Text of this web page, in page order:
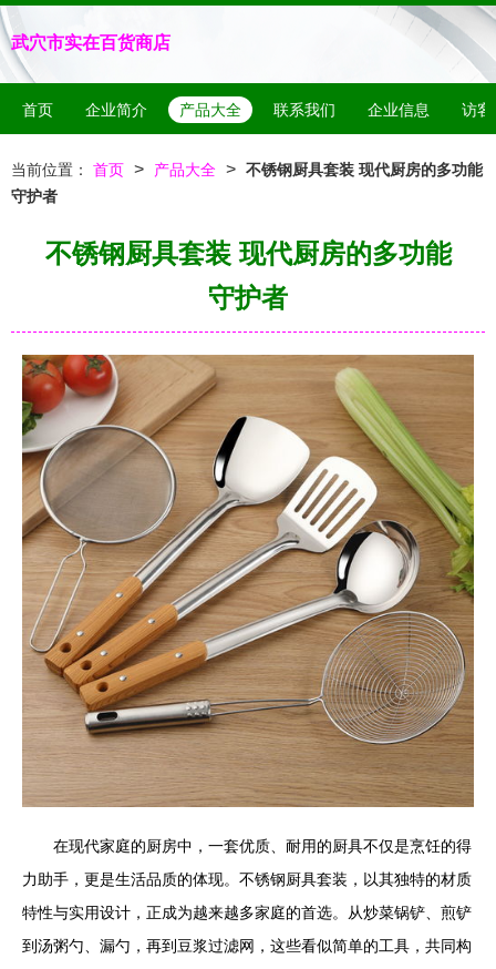
武穴市实在百货商店
首页 企业简介 产品大全 联系我们 企业信息 访客
当前位置： 首页 > 产品大全 > 不锈钢厨具套装 现代厨房的多功能
守护者
不锈钢厨具套装 现代厨房的多功能
守护者
在现代家庭的厨房中，一套优质、耐用的厨具不仅是烹饪的得
力助手，更是生活品质的体现。不锈钢厨具套装，以其独特的材质
特性与实用设计，正成为越来越多家庭的首选。从炒菜锅铲、煎铲
到汤粥勺、漏勺，再到豆浆过滤网，这些看似简单的工具，共同构